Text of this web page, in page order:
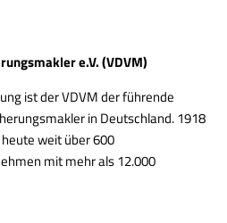
e.V. (VDVM)
ist der VDVM der führende
in Deutschland. 1918
weit über 600
mit mehr als 12.000